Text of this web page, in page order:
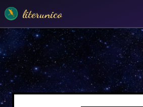
literunico